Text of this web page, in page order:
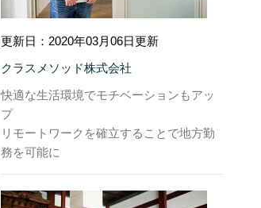
更新日：2020年03月06日更新
クラスメソッド株式会社
快適な生活環境でモチベーションもアッ
プ
リモートワークを確立することで地方勤
務を可能に